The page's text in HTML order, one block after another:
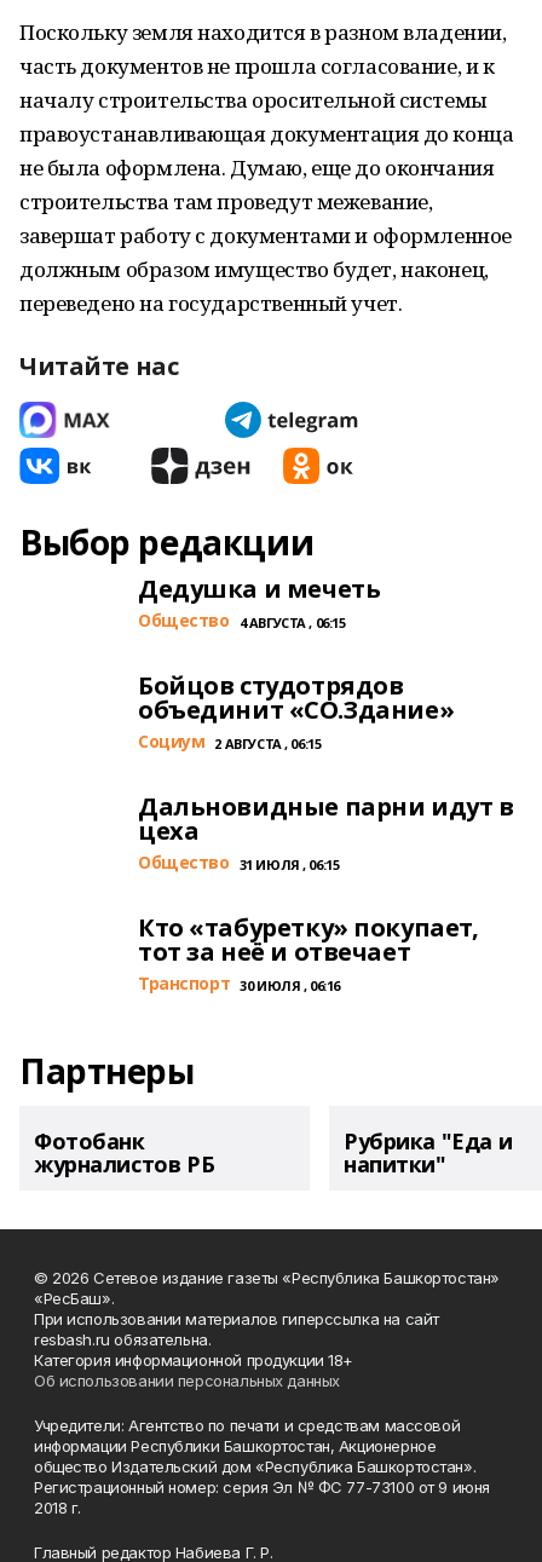
Поскольку земля находится в разном владении,
часть документов не прошла согласование, и к
началу строительства оросительной системы
правоустанавливающая документация до конца
не была оформлена. Думаю, еще до окончания
строительства там проведут межевание,
завершат работу с документами и оформленное
должным образом имущество будет, наконец,
переведено на государственный учет.
Читайте нас
Выбор редакции
Дедушка и мечеть
Общество 4 АВГУСТА , 06:15
Бойцов студотрядов
объединит «СО.Здание»
Cоциум 2 АВГУСТА , 06:15
Дальновидные парни идут в
цеха
Общество 31 ИЮЛЯ , 06:15
Кто «табуретку» покупает,
тот за неё и отвечает
Транспорт 30 ИЮЛЯ , 06:16
Партнеры
Фотобанк
журналистов РБ
Рубрика "Еда и
напитки"
© 2026 Сетевое издание газеты «Республика Башкортостан»
«РесБаш».
При использовании материалов гиперссылка на сайт
resbash.ru обязательна.
Категория информационной продукции 18+
Об использовании персональных данных
Учредители: Агентство по печати и средствам массовой
информации Республики Башкортостан, Акционерное
общество Издательский дом «Республика Башкортостан».
Регистрационный номер: серия Эл № ФС 77-73100 от 9 июня
2018 г.
Главный редактор Набиева Г. Р.